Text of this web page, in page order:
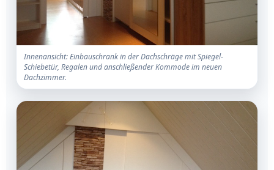
Innenansicht: Einbauschrank in der Dachschräge mit Spiegel-
Schiebetür, Regalen und anschließender Kommode im neuen
Dachzimmer.